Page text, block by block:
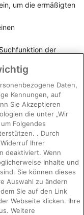
um die ermäßigten
der
und inklusive aller
können ohne
Daten,
Kennungen, auf
Sie Akzeptieren
die unter „Wir
Folgendes
. Durch
Ihrer
deaktiviert. Wenn
Inhalte und
Sie können dieses
Auswahl zu ändern
Sie auf den Link
Webseite klicken. Ihre
Weitere